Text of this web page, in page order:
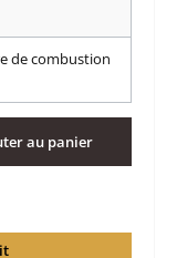
de combustion
au panier